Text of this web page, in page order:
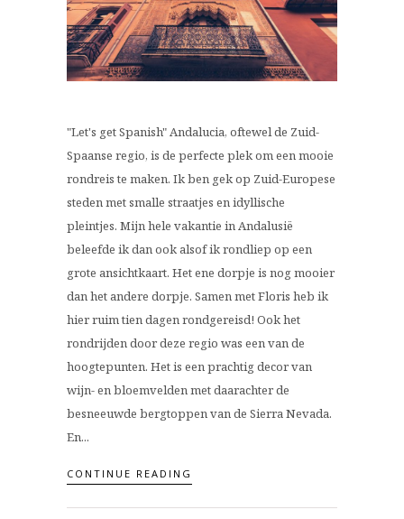
"Let's get Spanish" Andalucia, oftewel de Zuid-
Spaanse regio, is de perfecte plek om een mooie
rondreis te maken. Ik ben gek op Zuid-Europese
steden met smalle straatjes en idyllische
pleintjes. Mijn hele vakantie in Andalusië
beleefde ik dan ook alsof ik rondliep op een
grote ansichtkaart. Het ene dorpje is nog mooier
dan het andere dorpje. Samen met Floris heb ik
hier ruim tien dagen rondgereisd! Ook het
rondrijden door deze regio was een van de
hoogtepunten. Het is een prachtig decor van
wijn- en bloemvelden met daarachter de
besneeuwde bergtoppen van de Sierra Nevada.
En...
CONTINUE READING